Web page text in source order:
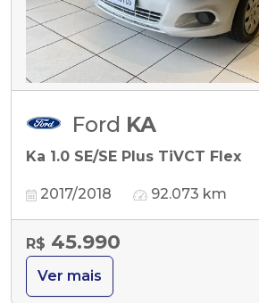
Ford KA
Ka 1.0 SE/SE Plus TiVCT Flex
2017/2018 92.073 km
R$ 45.990
Ver mais